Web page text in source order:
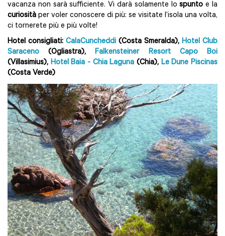
vacanza non sarà sufficiente. Vi darà solamente lospunto e la
curiosità per voler conoscere di più: se visitate l’isola una volta,
ci tornerete più e più volte!
Hotel consigliati: CalaCuncheddi (Costa Smeralda), Hotel Club
Saraceno (Ogliastra),Falkensteiner Resort Capo Boi
(Villasimius), Hotel Baia - Chia Laguna (Chia), Le Dune Piscinas
(Costa Verde)